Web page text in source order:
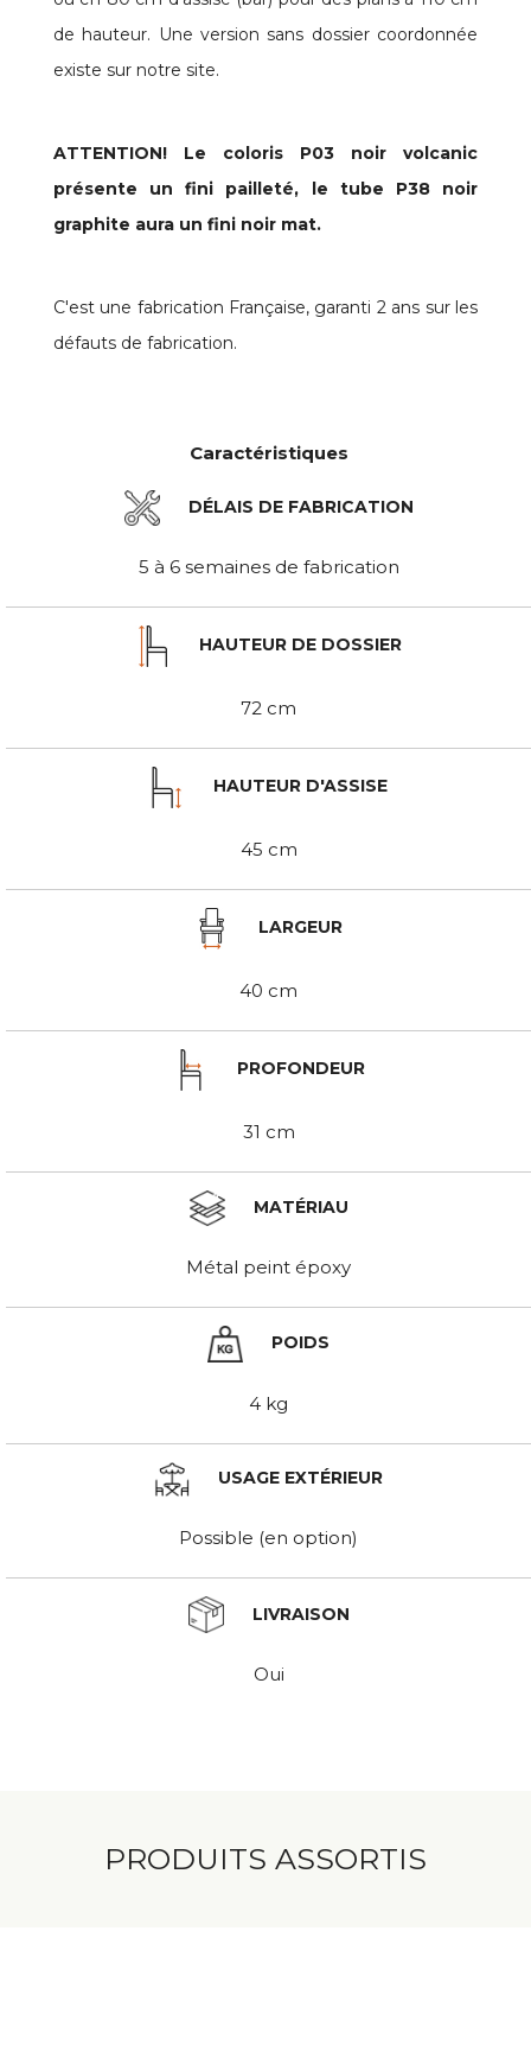
de hauteur. Une version sans dossier coordonnée
existe sur notre site.
ATTENTION! Le coloris P03 noir volcanic
présente un fini pailleté, le tube P38 noir
graphite aura un fini noir mat.
C'est une fabrication Française, garanti 2 ans sur les
défauts de fabrication.
Caractéristiques
DÉLAIS DE FABRICATION
5 à 6 semaines de fabrication
HAUTEUR DE DOSSIER
72 cm
HAUTEUR D'ASSISE
45 cm
LARGEUR
40 cm
PROFONDEUR
31 cm
MATÉRIAU
Métal peint époxy
POIDS
4 kg
USAGE EXTÉRIEUR
Possible (en option)
LIVRAISON
Oui
PRODUITS ASSORTIS